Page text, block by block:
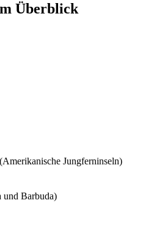
Überblick
Jungferninseln)
und Barbuda)